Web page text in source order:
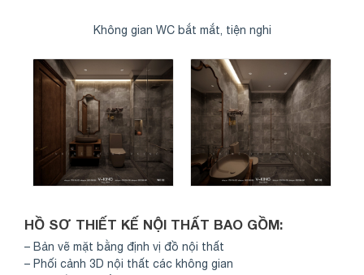
Không gian WC bắt mắt, tiện nghi
HỒ SƠ THIẾT KẾ NỘI THẤT BAO GỒM:
– Bản vẽ mặt bằng định vị đồ nội thất
– Phối cảnh 3D nội thất các không gian